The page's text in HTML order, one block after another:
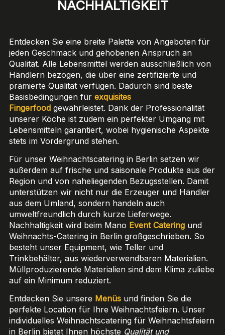
NACHHALTIGKEIT
Entdecken Sie eine breite Palette von Angeboten für
jeden Geschmack und gehobenen Anspruch an
Qualität. Alle Lebensmittel werden ausschließlich von
Händlern bezogen, die über eine zertifizierte und
prämierte Qualität verfügen. Dadurch sind beste
Basisbedingungen für exquisites
Fingerfoodgewährleistet. Dank der Professionalität
unserer Köche ist zudem ein perfekter Umgang mit
Lebensmitteln garantiert, wobei hygienische Aspekte
stets im Vordergrund stehen.
Für unser Weihnachtscatering in Berlin setzen wir
außerdem auf frische und saisonale Produkte aus der
Region und von naheliegenden Bezugsstellen. Damit
unterstützen wir nicht nur die Erzeuger und Händler
aus dem Umland, sondern handeln auch
umweltfreundlich durch kurze Lieferwege.
Nachhaltigkeit wird beim Mano Event Cateringund
Weihnachts-Catering in Berlin großgeschrieben. So
besteht unser Equipment, wie Teller und
Trinkbehälter, aus wiederverwendbaren Materialien.
Müllproduzierende Materialien sind dem Klima zuliebe
auf ein Minimum reduziert.
Entdecken Sie unsere Menüsund finden Sie die
perfekte Location für Ihre Weihnachtsfeiern. Unser
individuelles Weihnachtscatering für Weihnachtsfeiern
in Berlin bietet Ihnen höchste Qualität und